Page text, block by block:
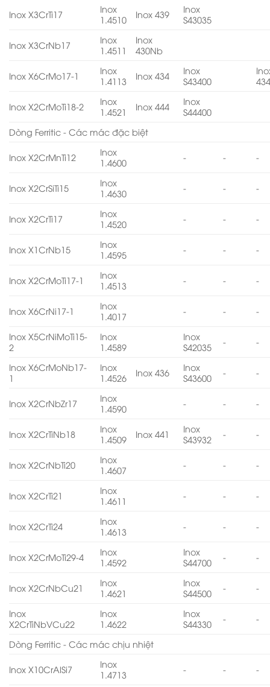
Inox X3CrTi17
Inox
1.4510
Inox 439
Inox
S43035
Inox X3CrNb17
Inox
1.4511
Inox
430Nb
Inox X6CrMo17-1
Inox
1.4113
Inox 434
Inox
S43400
Inox X2CrMoTi18-2
Inox
1.4521
Inox 444
Inox
S44400
Dòng Ferritic - Các mác đặc biệt
Inox X2CrMnTi12
Inox
1.4600
- - -
Inox X2CrSiTi15
Inox
1.4630
- - -
Inox X2CrTi17
Inox
1.4520
- - -
Inox X1CrNb15
Inox
1.4595
- - -
Inox X2CrMoTi17-1
Inox
1.4513
- - -
Inox X6CrNi17-1
Inox
1.4017
- - -
Inox X5CrNiMoTi15-
2
Inox
1.4589
Inox
S42035
- -
Inox X6CrMoNb17-
1
Inox
1.4526
Inox 436
Inox
S43600
- -
Inox X2CrNbZr17
Inox
1.4590
- - -
Inox X2CrTiNb18
Inox
1.4509
Inox 441
Inox
S43932
- -
Inox X2CrNbTi20
Inox
1.4607
- - -
Inox X2CrTi21
Inox
1.4611
- - -
Inox X2CrTi24
Inox
1.4613
- - -
Inox X2CrMoTi29-4
Inox
1.4592
Inox
S44700
- -
Inox X2CrNbCu21
Inox
1.4621
Inox
S44500
- -
Inox
X2CrTiNbVCu22
Inox
1.4622
Inox
S44330
- -
Dòng Ferritic - Các mác chịu nhiệt
Inox X10CrAlSi7
Inox
1.4713
- - -